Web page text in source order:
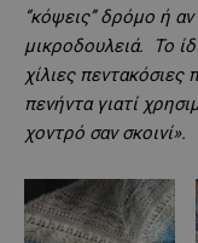
‘’κόψεις’’ δρόμο ή
μικροδουλειά. Το
χίλιες πεντακόσιες
πενήντα γιατί
χοντρό σαν σκοινί».